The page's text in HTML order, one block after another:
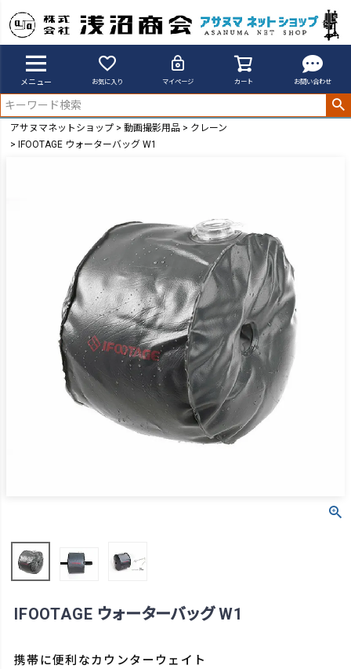
メニュー お気に入り マイページ カート お問い合わせ
アサヌマネットショップ 動画撮影用品
クレーン
IFOOTAGE ウォーターバッグ W1
IFOOTAGE ウォーターバッグ W1
携帯に便利なカウンターウェイト